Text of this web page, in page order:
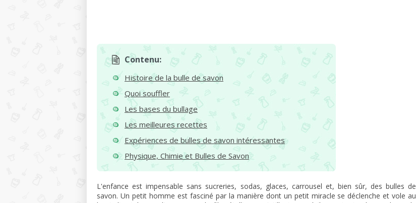
Contenu:
Histoire de la bulle de savon
Quoi souffler
Les bases du bullage
Les meilleures recettes
Expériences de bulles de savon intéressantes
Physique, Chimie et Bulles de Savon
L'enfance est impensable sans sucreries, sodas, glaces, carrousel et, bien sûr, des bulles de
savon. Un petit homme est fasciné par la manière dont un petit miracle se déclenche et vole au